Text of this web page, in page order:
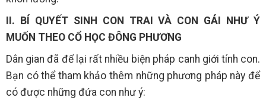
II. BÍ QUYẾT SINH CON TRAI VÀ CON GÁI NHƯ Ý
MUỐN THEO CỔ HỌC ĐÔNG PHƯƠNG
Dân gian đã để lại rất nhiều biện pháp canh giới tính con.
Bạn có thể tham khảo thêm những phương pháp này để
có được những đứa con như ý: